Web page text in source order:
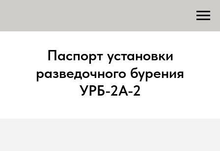
Паспорт установки
разведочного бурения
УРБ-2А-2